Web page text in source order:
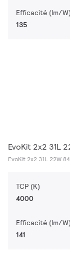
Efficacité (lm/W)
135
EvoKit 2x2 31L
EvoKit 2x2 31L 22W
TCP (K)
4000
Efficacité (lm/W)
141